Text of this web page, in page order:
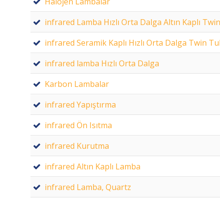
infrared Lamba Hızlı Orta Dalga Altın Kaplı
infrared Seramik Kaplı Hızlı Orta Dalga Twin
infrared lamba Hızlı Orta Dalga
Karbon Lambalar
infrared Yapıştırma
infrared Ön Isıtma
infrared Kurutma
infrared Altın Kaplı Lamba
infrared Lamba, Quartz